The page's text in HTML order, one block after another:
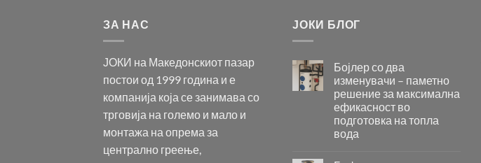
ЗА НАС
ЈОКИ на Македонскиот пазар
постои од 1999 година и е
компанија која се занимава со
трговија на големо и мало и
монтажа на опрема за
централно греење,
ЈОКИ БЛОГ
Бојлер со два
изменувачи – паметно
решение за максимална
ефикасност во
подготовка на топла
вода